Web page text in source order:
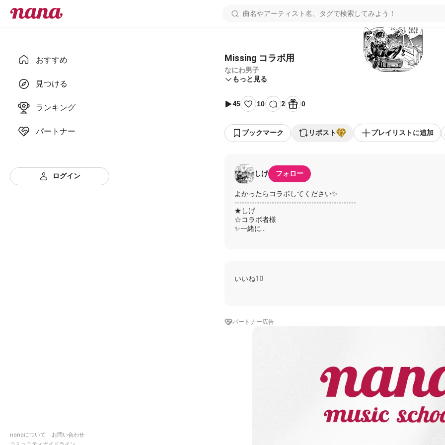
おすすめ
見つける
ランキング
パートナー
ログイン
nanaについて
お問い合わせ
Missing コラボ用
なにわ男子
もっと見る
45 10 2 0
ブックマーク リポスト プレイリストに追加
しげ フォロー
よかったらコラボしてください✨
-------------------------------------------------
★しげ
☆コラボ者様
✨一緒に
「多分」なんて 野暮でズルいフレーズだね
空白に潜む 息遣いこそ重要さ
暗闇に慣れた僕の目が 映し出す姿
✨忘れようの無い過去を抱いて
Like a seamless (It's a secret) 未来を描く
✨それでも追いかけてる 目を背けないで
いいね10
パートナー広告